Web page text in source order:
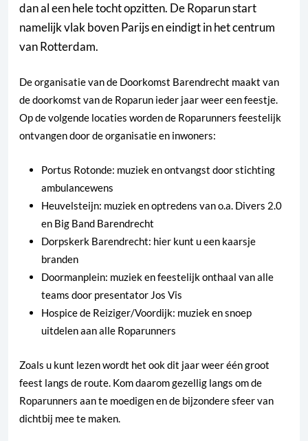
dan al een hele tocht opzitten. De Roparun start
namelijk vlak boven Parijs en eindigt in het centrum
van Rotterdam.
De organisatie van de Doorkomst Barendrecht maakt van
de doorkomst van de Roparun ieder jaar weer een feestje.
Op de volgende locaties worden de Roparunners feestelijk
ontvangen door de organisatie en inwoners:
Portus Rotonde: muziek en ontvangst door stichting
ambulancewens
Heuvelsteijn: muziek en optredens van o.a. Divers 2.0
en Big Band Barendrecht
Dorpskerk Barendrecht: hier kunt u een kaarsje
branden
Doormanplein: muziek en feestelijk onthaal van alle
teams door presentator Jos Vis
Hospice de Reiziger/Voordijk: muziek en snoep
uitdelen aan alle Roparunners
Zoals u kunt lezen wordt het ook dit jaar weer één groot
feest langs de route. Kom daarom gezellig langs om de
Roparunners aan te moedigen en de bijzondere sfeer van
dichtbij mee te maken.